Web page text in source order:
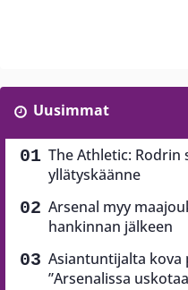
Uusimmat
The Athletic:
yllätyskäänne
Arsenal myy
hankinnan jälkeen
Asiantuntijalta kova
”Arsenalissa